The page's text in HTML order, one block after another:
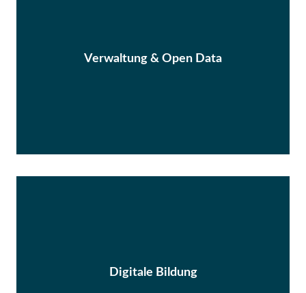
Verwaltung & Open Data
Digitale Bildung